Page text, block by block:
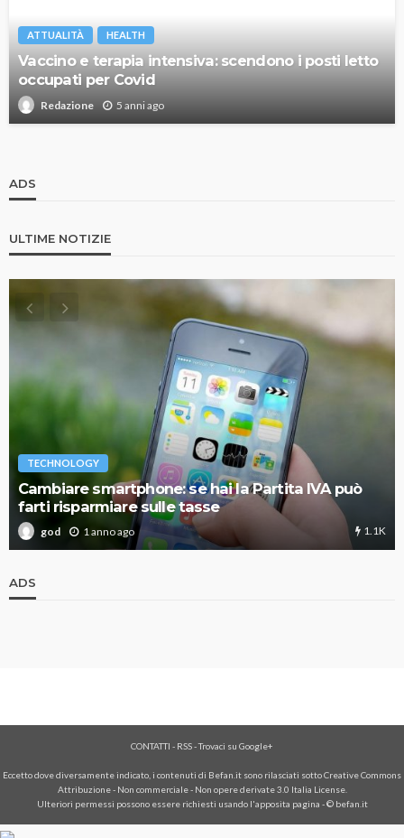
ATTUALITÀ HEALTH
Vaccino e terapia intensiva: scendono i posti letto
occupati per Covid
Redazione 5 anni ago
ADS
ULTIME NOTIZIE
TECHNOLOGY
Cambiare smartphone: se hai la Partita IVA può
farti risparmiare sulle tasse
god 1 anno ago 1.1K
ADS
CONTATTI - RSS-Trovaci su Google+
Eccetto dove diversamente indicato, i contenuti di Befan.it sono rilasciati sotto Creative Commons
Attribuzione - Non commerciale - Non opere derivate 3.0 Italia License.
Ulteriori permessi possono essere richiesti usando l'apposita pagina - © befan.it